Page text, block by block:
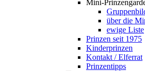
Mini-
über die
ewige Liste
Prinzen seit 1975
Kinderprinzen
Kontakt / Elferrat
Prinzentipps